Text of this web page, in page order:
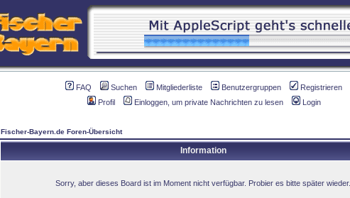
FAQ Suchen Mitgliederliste Benutzergruppen
Registrieren
Profil
Einloggen, um private Nachrichten zu lesen Login
Fischer-Bayern.de Foren-Übersicht
Information
Sorry, aber dieses Board ist im Moment nicht verfügbar. Probier es bitte später wieder.